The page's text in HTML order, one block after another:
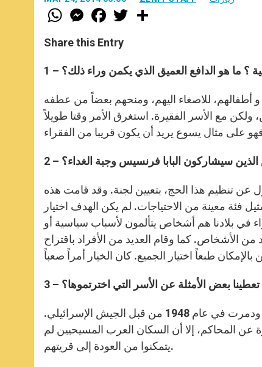
W
h
t
s
p
p
M
e
s
e
g
e
F
a
e
b
o
k
w
r
Share this Entry
؟ ما هو الدافع العميق الذي يكمن وراء ذلك؟
أطفالهم، للاصغاء اليهم، ومنحهم بعضاً من عطفه
ولكن مع الأسر الفقيرة. استغرق الأمر وقتا طويلاً
الذين سيشاركون البابا فرنسيس وجبة الغداء؟
عن تنظيم هذا الحج، بتعيين لجنة. وقد قامت هذه
فئة معينة من الاحتياجات. لم يكن الهدف اختيار
في بلادنا هم أشخاص يتألمون لأسباب سياسية أو
من الأشخاص. كما وقام العديد من الأفراد باقتراح
تعطينا بعض الأمثلة عن الأسر التي اخترتموها؟
هناك عائلة قادمة من اقرط، وهي قرية في شمال الجليل، أخليت ودمرت في عام 1948 من قبل الجيش الإسرائيلي.
عن المحاكم، إلا أن السكان العرب المسيحيين لم
يتمكنوا من العودة إلى قريتهم.